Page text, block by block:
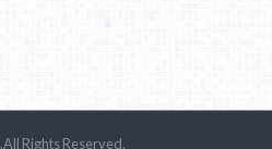
.All Rights Reserved.